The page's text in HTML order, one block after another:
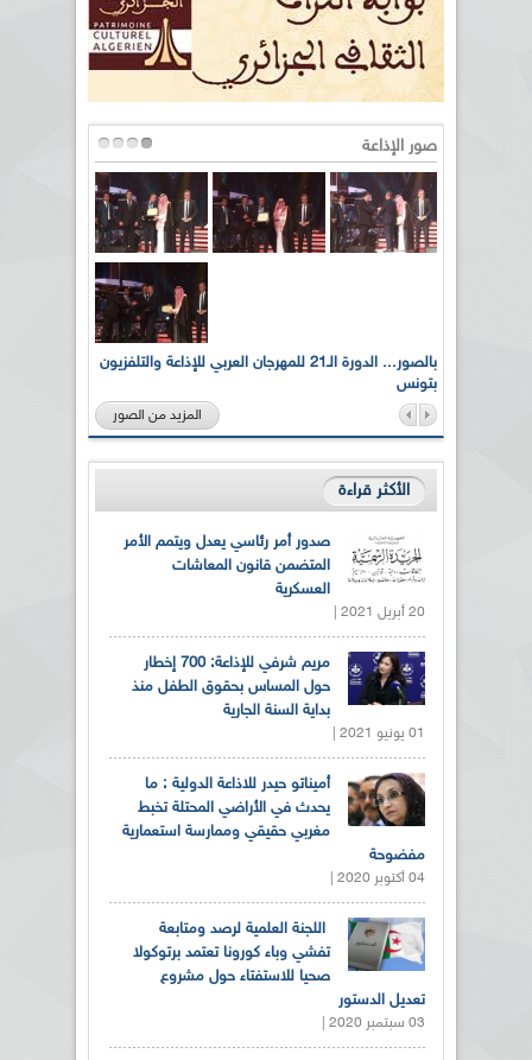
صور الإذاعة
بالصور... الدورة الـ21 للمهرجان العربي للإذاعة والتلفزيون
بتونس
المزيد من الصور
الأكثر قراءة
صدور أمر رئاسي يعدل ويتمم الأمر
المتضمن قانون المعاشات
العسكرية
20 أبريل 2021 |
مريم شرفي للإذاعة: 700 إخطار
حول المساس بحقوق الطفل منذ
بداية السنة الجارية
01 يونيو 2021 |
أميناتو حيدر للاذاعة الدولية : ما
يحدث في الأراضي المحتلة تخبط
مغربي حقيقي وممارسة استعمارية
مفضوحة
04 أكتوبر 2020 |
اللجنة العلمية لرصد ومتابعة
تفشي وباء كورونا تعتمد برتوكولا
صحيا للاستفتاء حول مشروع
تعديل الدستور
03 سبتمبر 2020 |